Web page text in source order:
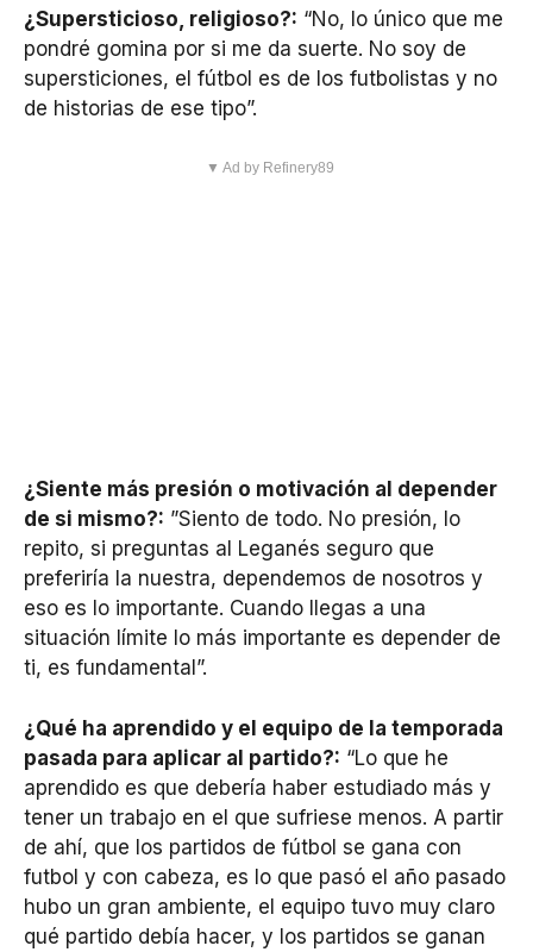
¿Supersticioso, religioso?: “No, lo único que me
pondré gomina por si me da suerte. No soy de
supersticiones, el fútbol es de los futbolistas y no
de historias de ese tipo”.
▼ Ad by Refinery89
¿Siente más presión o motivación al depender
de si mismo?: ”Siento de todo. No presión, lo
repito, si preguntas al Leganés seguro que
preferiría la nuestra, dependemos de nosotros y
eso es lo importante. Cuando llegas a una
situación límite lo más importante es depender de
ti, es fundamental”.
¿Qué ha aprendido y el equipo de la temporada
pasada para aplicar al partido?: “Lo que he
aprendido es que debería haber estudiado más y
tener un trabajo en el que sufriese menos. A partir
de ahí, que los partidos de fútbol se gana con
futbol y con cabeza, es lo que pasó el año pasado
hubo un gran ambiente, el equipo tuvo muy claro
qué partido debía hacer, y los partidos se ganan